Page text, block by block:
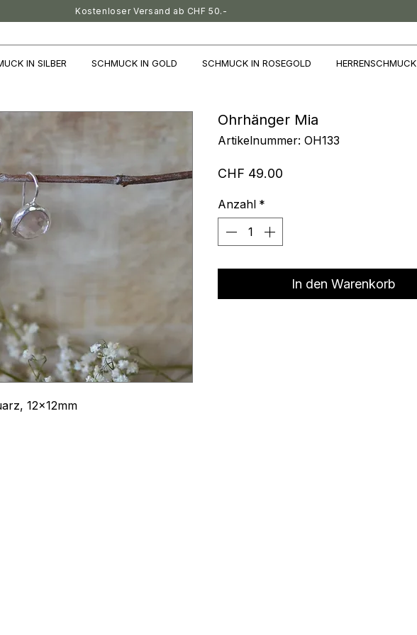
Kostenloser Versand ab CHF 50.-
IN SILBER SCHMUCK IN GOLD SCHMUCK IN ROSEGOLD HERRENSCHMUCK
12x12mm
Ohrhänger Mia
Artikelnummer: OH133
CHF 49.00
Anzahl *
In den Warenkorb